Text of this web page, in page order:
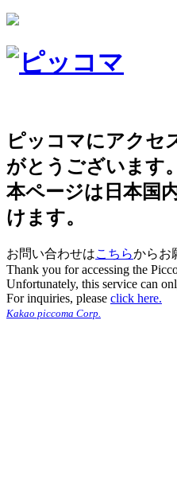
ピッコマにアクセ
がとうございます。
本ページは日本国
けます。
お問い合わせはこちらからお
Thank you for accessing the
Unfortunately, this service can
For inquiries, please click here.
Kakao piccoma Corp.